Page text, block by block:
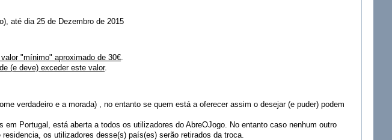
até dia 25 de Dezembro de 2015
"mínimo" aproximado de 30€.
(e deve) exceder este valor.
verdadeiro e a morada) , no entanto se quem está a oferecer assim o desejar (e puder) podem
Portugal, está aberta a todos os utilizadores do AbreOJogo. No entanto caso nenhum outro
os utilizadores desse(s) país(es) serão retirados da troca.